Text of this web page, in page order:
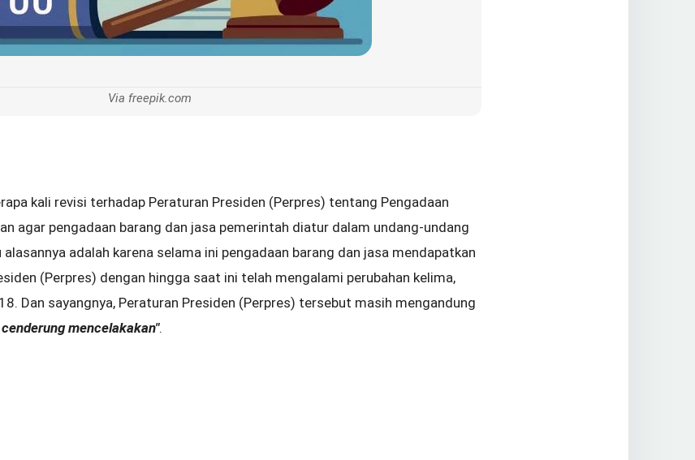
Via freepik.com
kali revisi terhadap Peraturan Presiden (Perpres) tentang Pengadaan
agar pengadaan barang dan jasa pemerintah diatur dalam undang-undang
adalah karena selama ini pengadaan barang dan jasa mendapatkan
(Perpres) dengan hingga saat ini telah mengalami perubahan kelima,
Dan sayangnya, Peraturan Presiden (Perpres) tersebut masih mengandung
mencelakakan".